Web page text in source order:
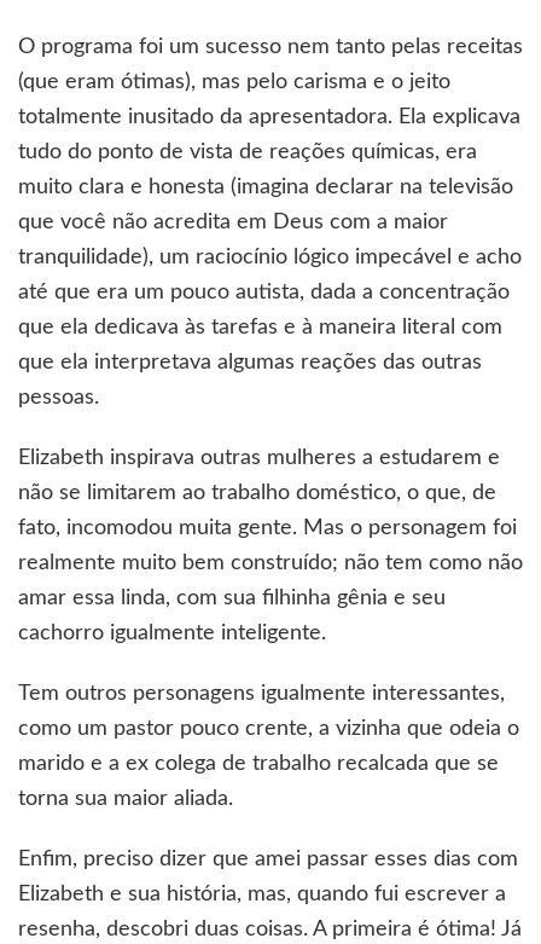
O programa foi um sucesso nem tanto pelas receitas
(que eram ótimas), mas pelo carisma e o jeito
totalmente inusitado da apresentadora. Ela explicava
tudo do ponto de vista de reações químicas, era
muito clara e honesta (imagina declarar na televisão
que você não acredita em Deus com a maior
tranquilidade), um raciocínio lógico impecável e acho
até que era um pouco autista, dada a concentração
que ela dedicava às tarefas e à maneira literal com
que ela interpretava algumas reações das outras
pessoas.
Elizabeth inspirava outras mulheres a estudarem e
não se limitarem ao trabalho doméstico, o que, de
fato, incomodou muita gente. Mas o personagem foi
realmente muito bem construído; não tem como não
amar essa linda, com sua filhinha gênia e seu
cachorro igualmente inteligente.
Tem outros personagens igualmente interessantes,
como um pastor pouco crente, a vizinha que odeia o
marido e a ex colega de trabalho recalcada que se
torna sua maior aliada.
Enfim, preciso dizer que amei passar esses dias com
Elizabeth e sua história, mas, quando fui escrever a
resenha, descobri duas coisas. A primeira é ótima! Já